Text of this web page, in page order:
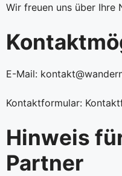
Wir freuen uns über Ihre
E-Mail:
Kontaktformular:
Hinweis
Partner